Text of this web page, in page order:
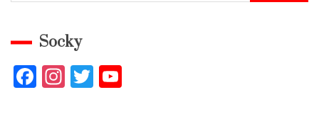
Socky
F
In T